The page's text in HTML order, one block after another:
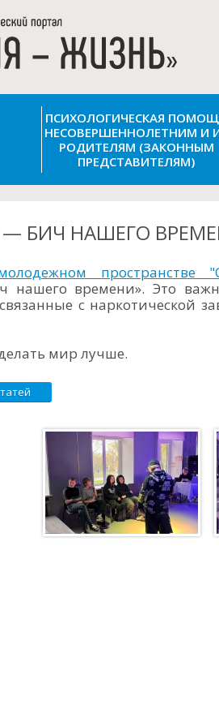
ПСИХОЛОГИЧЕСКАЯ
НЕСОВЕРШЕННОЛЕТНИМ И
РОДИТЕЛЯМ (ЗАКОННЫМ
ПРЕДСТАВИТЕЛЯМ)
БИЧ НАШЕГО
пространстве
нашего времени». Это
с наркотической
мир лучше.